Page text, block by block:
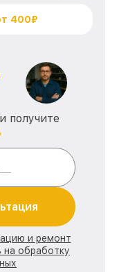
400₽
получите
и ремонт
на обработку